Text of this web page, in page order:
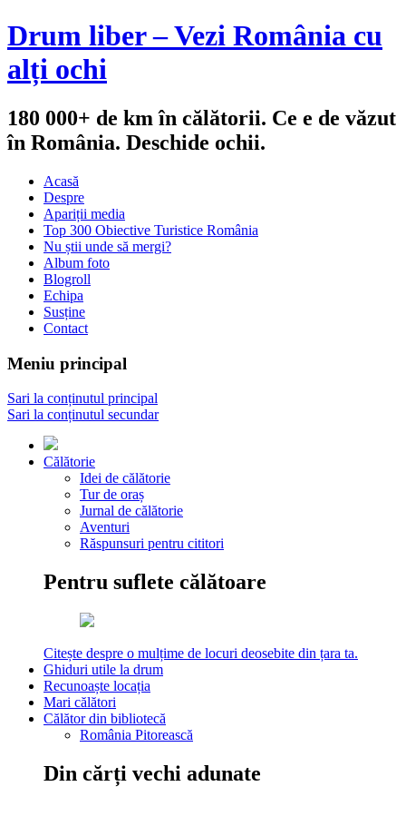
Drum liber – Vezi România cu
alți ochi
180 000+ de km în călătorii. Ce e de văzut
în România. Deschide ochii.
Acasă
Despre
Apariții media
Top 300 Obiective Turistice România
Nu știi unde să mergi?
Album foto
Blogroll
Echipa
Susține
Contact
Meniu principal
Sari la conținutul principal
Sari la conținutul secundar
Călătorie
Idei de călătorie
Tur de oraș
Jurnal de călătorie
Aventuri
Răspunsuri pentru cititori
Pentru suflete călătoare
Citește despre o mulțime de locuri deosebite din țara ta.
Ghiduri utile la drum
Recunoaște locația
Mari călători
Călător din bibliotecă
România Pitorească
Din cărți vechi adunate